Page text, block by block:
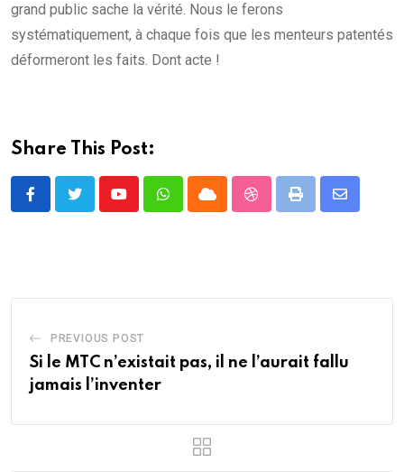
grand public sache la vérité. Nous le ferons
systématiquement, à chaque fois que les menteurs patentés
déformeront les faits. Dont acte !
Share This Post:
YoutubeWhatsappCloud StumbleUpon
Print
Share
PREVIOUS POST
Si le MTC n’existait pas, il ne l’aurait fallu
jamais l’inventer